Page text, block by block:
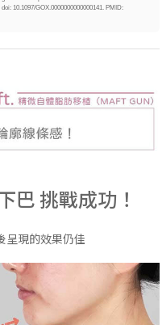
doi: 10.1097/GOX.0000000000000141. PMID:
巴 挑戰成功！
呈現的效果仍佳